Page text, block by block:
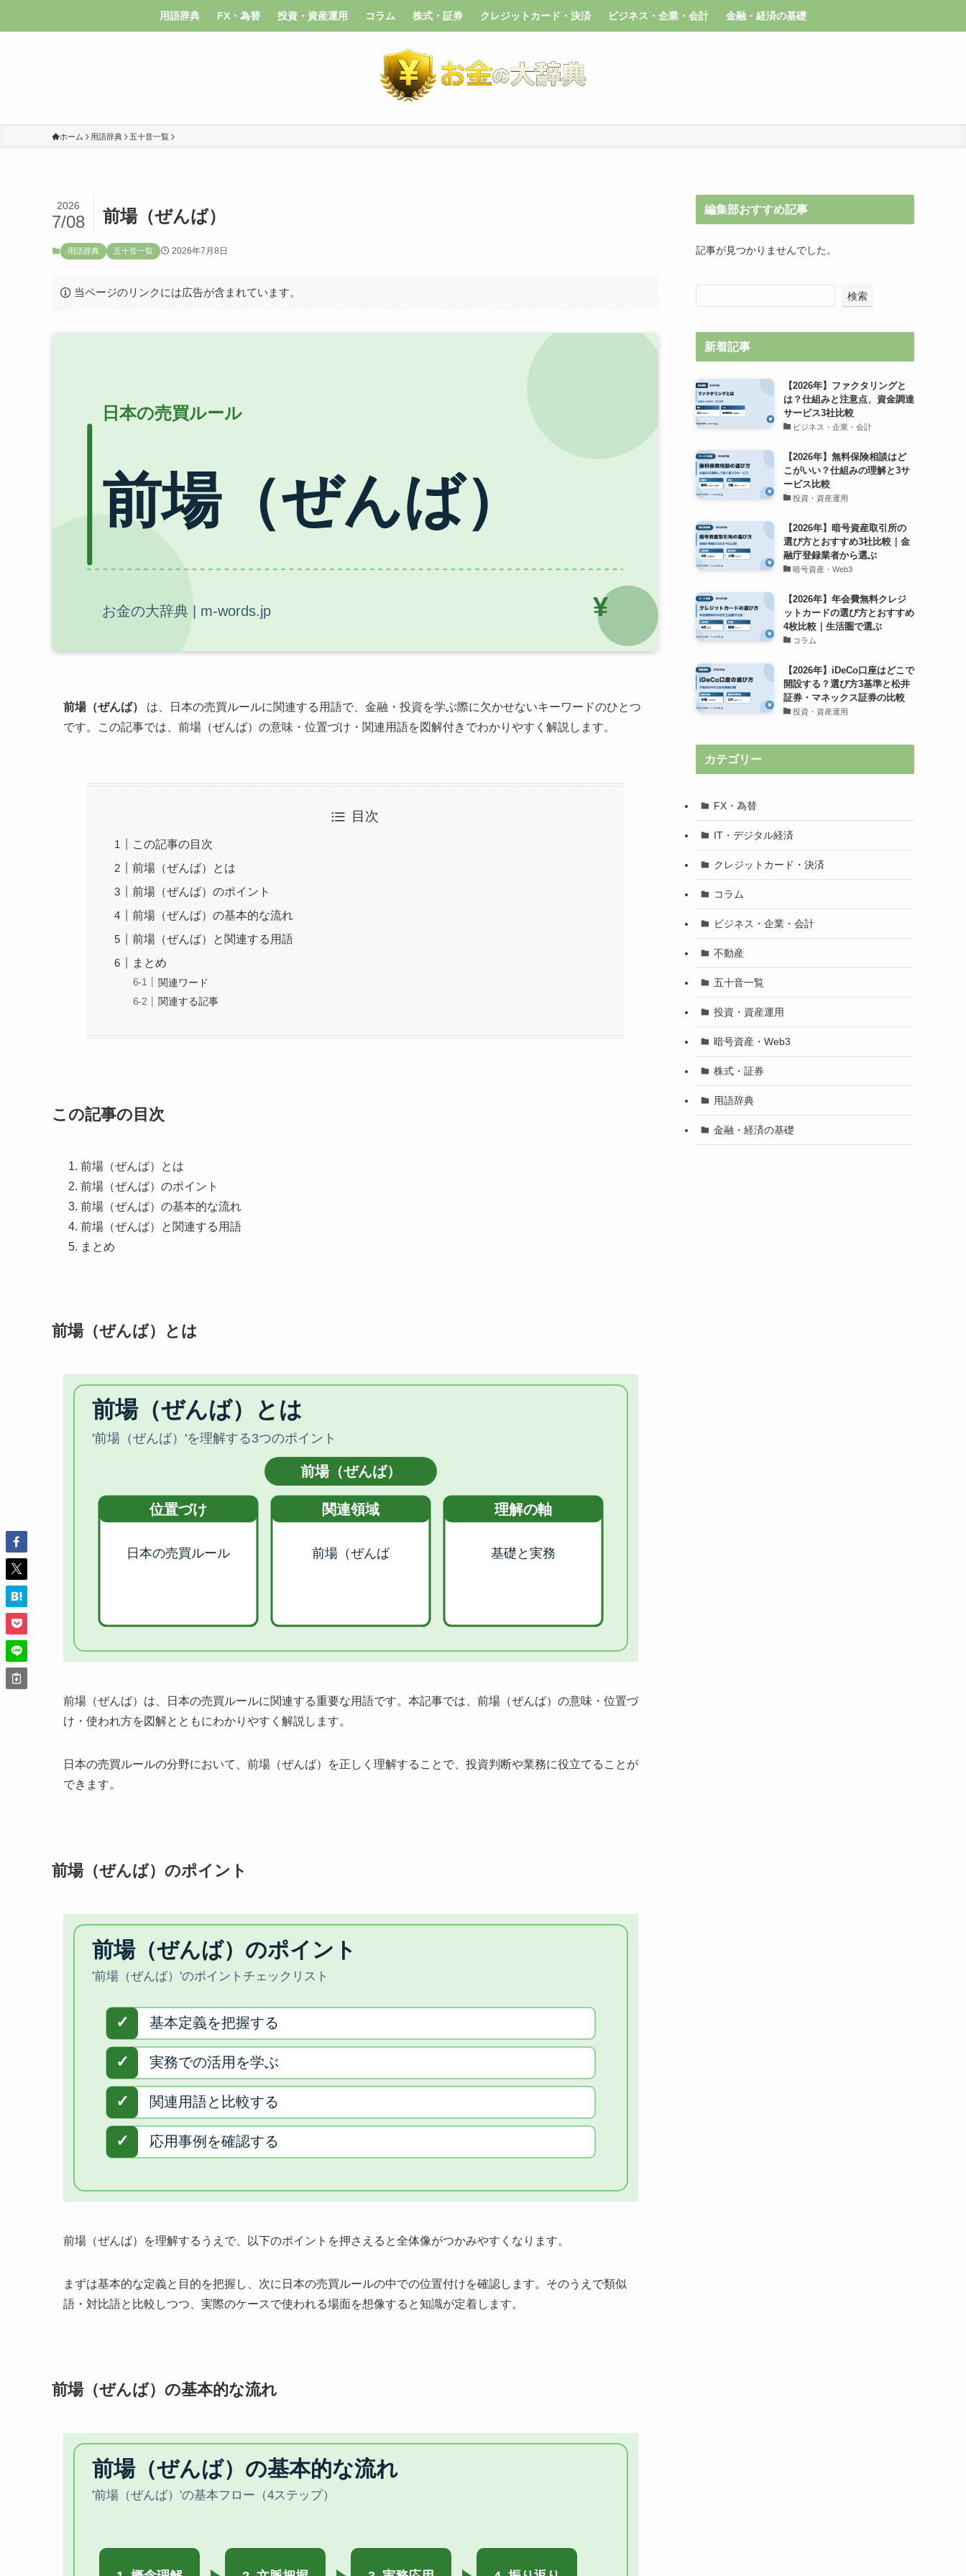
用語辞典 FX・為替 投資・資産運用 コラム 株式・証券 クレジットカード・決済 ビジネス・企業・会計 金融・経済の基礎
ホーム 用語辞典 五十音一覧
前場（ぜんば）
2026
7/08
用語辞典 五十音一覧 2026年7月8日
当ページのリンクには広告が含まれています。
前場（ぜんば）
は、日本の売買ルールに関連する用語で、金融・投資を学ぶ際に欠かせないキーワードのひとつ
です。この記事では、前場（ぜんば）の意味・位置づけ・関連用語を図解付きでわかりやすく解説します。
目次
この記事の目次
前場（ぜんば）とは
前場（ぜんば）のポイント
前場（ぜんば）の基本的な流れ
前場（ぜんば）と関連する用語
まとめ
関連ワード
関連する記事
この記事の目次
前場（ぜんば）とは
前場（ぜんば）のポイント
前場（ぜんば）の基本的な流れ
前場（ぜんば）と関連する用語
まとめ
前場（ぜんば）とは
前場（ぜんば）は、日本の売買ルールに関連する重要な用語です。本記事では、前場（ぜんば）の意味・位置づ
け・使われ方を図解とともにわかりやすく解説します。
日本の売買ルールの分野において、前場（ぜんば）を正しく理解することで、投資判断や業務に役立てることが
できます。
前場（ぜんば）のポイント
前場（ぜんば）を理解するうえで、以下のポイントを押さえると全体像がつかみやすくなります。
まずは基本的な定義と目的を把握し、次に日本の売買ルールの中での位置付けを確認します。そのうえで類似
語・対比語と比較しつつ、実際のケースで使われる場面を想像すると知識が定着します。
前場（ぜんば）の基本的な流れ
編集部おすすめ記事
記事が見つかりませんでした。
検索
新着記事
【2026年】ファクタリングと
は？仕組みと注意点、資金調達
サービス3社比較
ビジネス・企業・会計
【2026年】無料保険相談はど
こがいい？仕組みの理解と3サ
ービス比較
投資・資産運用
【2026年】暗号資産取引所の
選び方とおすすめ3社比較｜金
融庁登録業者から選ぶ
暗号資産・Web3
【2026年】年会費無料クレジ
ットカードの選び方とおすすめ
4枚比較｜生活圏で選ぶ
コラム
【2026年】iDeCo口座はどこで
開設する？選び方3基準と松井
証券・マネックス証券の比較
投資・資産運用
カテゴリー
FX・為替
IT・デジタル経済
クレジットカード・決済
コラム
ビジネス・企業・会計
不動産
五十音一覧
投資・資産運用
暗号資産・Web3
株式・証券
用語辞典
金融・経済の基礎